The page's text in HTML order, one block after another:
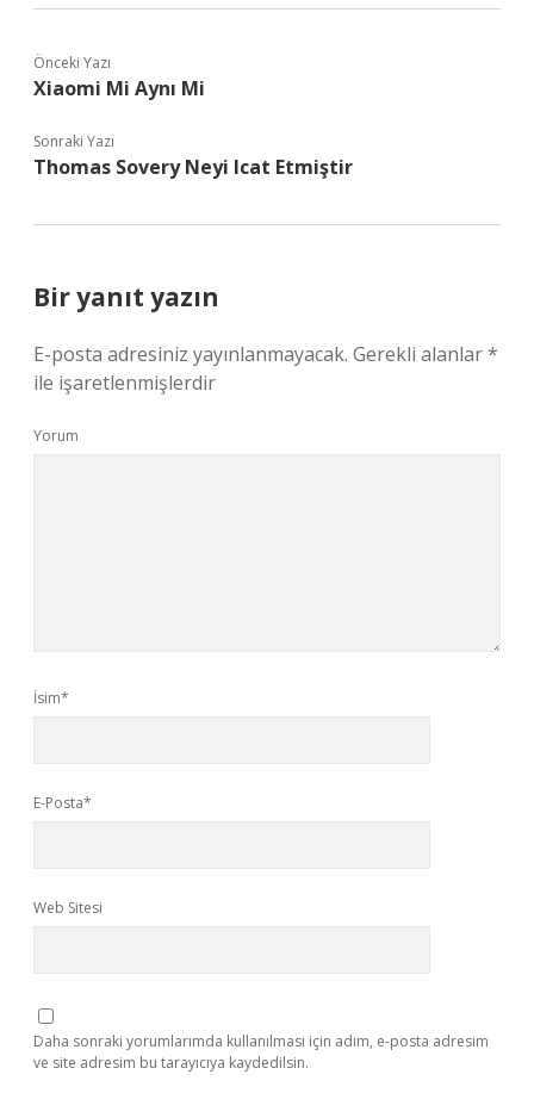
Önceki Yazı
Xiaomi Mi Aynı Mi
Sonraki Yazı
Thomas Sovery Neyi Icat Etmiştir
Bir yanıt yazın
E-posta adresiniz yayınlanmayacak. Gerekli alanlar*
ile işaretlenmişlerdir
Yorum
İsim*
E-Posta*
Web Sitesi
Daha sonraki yorumlarımda kullanılması için adım, e-posta adresim
ve site adresim bu tarayıcıya kaydedilsin.